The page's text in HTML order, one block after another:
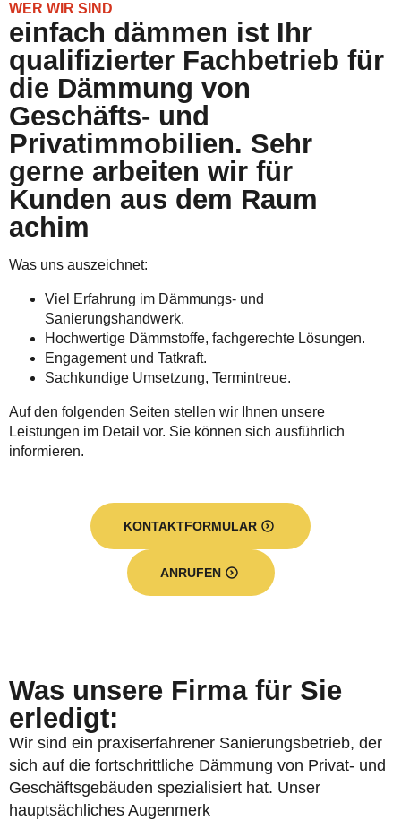
WER WIR SIND
einfach dämmen ist Ihr
qualifizierter Fachbetrieb für
die Dämmung von
Geschäfts- und
Privatimmobilien. Sehr
gerne arbeiten wir für
Kunden aus dem Raum
achim
Was uns auszeichnet:
Viel Erfahrung im Dämmungs- und
Sanierungshandwerk.
Hochwertige Dämmstoffe, fachgerechte Lösungen.
Engagement und Tatkraft.
Sachkundige Umsetzung, Termintreue.
Auf den folgenden Seiten stellen wir Ihnen unsere
Leistungen im Detail vor. Sie können sich ausführlich
informieren.
KONTAKTFORMULAR
ANRUFEN
Was unsere Firma für Sie
erledigt:
Wir sind ein praxiserfahrener Sanierungsbetrieb, der
sich auf die fortschrittliche Dämmung von Privat- und
Geschäftsgebäuden spezialisiert hat. Unser
hauptsächliches Augenmerk